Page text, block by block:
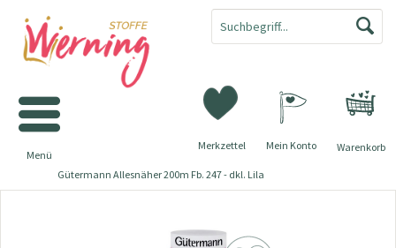
Warenkorb
Merkzettel Mein Konto
Menü
Gütermann Allesnäher 200m Fb. 247 - dkl. Lila